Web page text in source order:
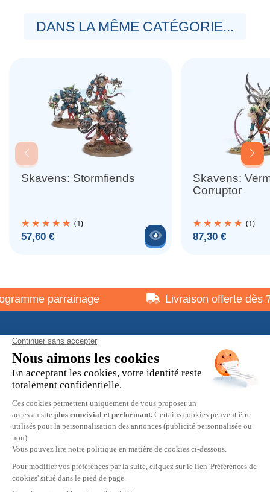
DANS LA MÊME CATÉGORIE...
Skavens: Stormfiends
(1)
Prix
57,60 € Voir le produit
Skavens:
Corruptor
(1)
Prix
87,30 €
parrainage Livraison offerte dès
À propos
Informations pratiques
Restons en contact